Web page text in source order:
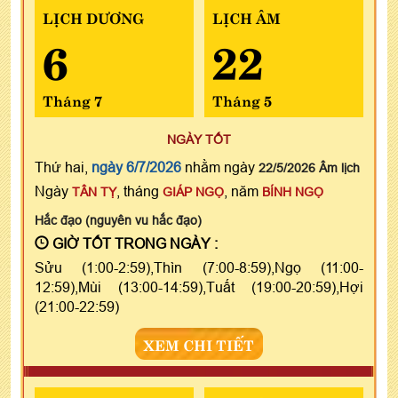
LỊCH DƯƠNG
6
Tháng 7
LỊCH ÂM
22
Tháng 5
NGÀY TỐT
Thứ hai, ngày 6/7/2026 nhằm ngày 22/5/2026 Âm lịch
Ngày TÂN TỴ, tháng GIÁP NGỌ , năm BÍNH NGỌ
Hắc đạo (nguyên vu hắc đạo)
GIỜ TỐT TRONG NGÀY :
Sửu (1:00-2:59),Thìn (7:00-8:59),Ngọ (11:00-
12:59),Mùi (13:00-14:59),Tuất (19:00-20:59),Hợi
(21:00-22:59)
XEM CHI TIẾT